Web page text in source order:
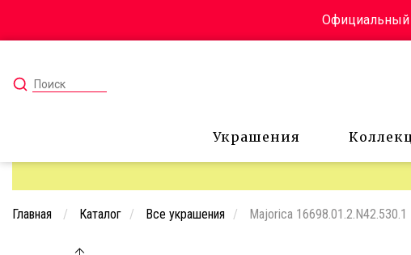
Официальный
Украшения
Главная Каталог Все украшения Majorica 16698.01.2.N42.530.1